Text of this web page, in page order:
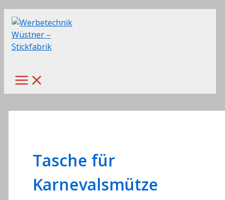
Zum
Inhalt
springen
Main
Menu
Tasche für
Karnevalsmütze